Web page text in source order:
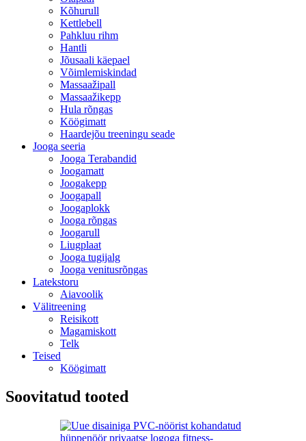
Kõhurull
Kettlebell
Pahkluu rihm
Hantli
Jõusaali käepael
Võimlemiskindad
Massaažipall
Massaažikepp
Hula rõngas
Köögimatt
Haardejõu treeningu seade
Jooga seeria
Jooga Terabandid
Joogamatt
Joogakepp
Joogapall
Joogaplokk
Jooga rõngas
Joogarull
Liugplaat
Jooga tugijalg
Jooga venitusrõngas
Latekstoru
Aiavoolik
Välitreening
Reisikott
Magamiskott
Telk
Teised
Köögimatt
Soovitatud tooted